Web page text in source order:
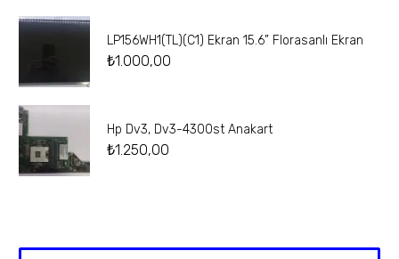
LP156WH1(TL)(C1) Ekran 15.6” Florasanlı Ekran
₺1.000,00
Hp Dv3, Dv3-4300st Anakart
₺1.250,00